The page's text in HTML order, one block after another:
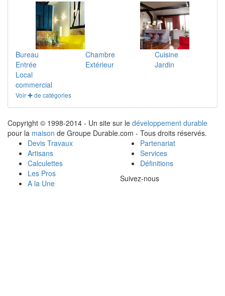
Bureau Chambre
Cuisine
Entrée
Extérieur
Jardin
Local
commercial
Voir ✚ de catégories
Copyright © 1998-2014 - Un site sur le développement durable
pour la maison de Groupe Durable.com - Tous droits réservés.
Devis Travaux
Artisans
Calculettes
Les Pros
A la Une
Partenariat
Services
Définitions
Suivez-nous